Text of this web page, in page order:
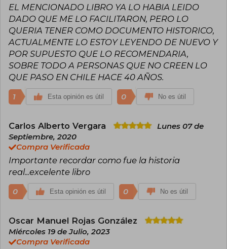
EL MENCIONADO LIBRO YA LO HABIA LEIDO
DADO QUE ME LO FACILITARON, PERO LO
QUERIA TENER COMO DOCUMENTO HISTORICO,
ACTUALMENTE LO ESTOY LEYENDO DE NUEVO Y
POR SUPUESTO QUE LO RECOMENDARIA,
SOBRE TODO A PERSONAS QUE NO CREEN LO
QUE PASO EN CHILE HACE 40 AÑOS.
1 Esta opinión es útil 0 No es útil
Carlos Alberto Vergara
Lunes 07 de
Septiembre, 2020
Compra Verificada
Importante recordar como fue la historia
real...excelente libro
0 Esta opinión es útil 0 No es útil
Oscar Manuel Rojas González
Miércoles 19 de Julio, 2023
Compra Verificada